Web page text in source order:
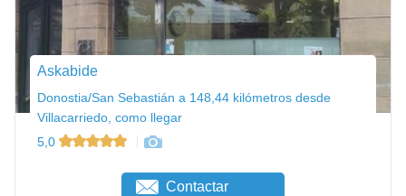
Askabide
Donostia/San Sebastián a 148,44 kilómetros desde
Villacarriedo, como llegar
5,0
Contactar